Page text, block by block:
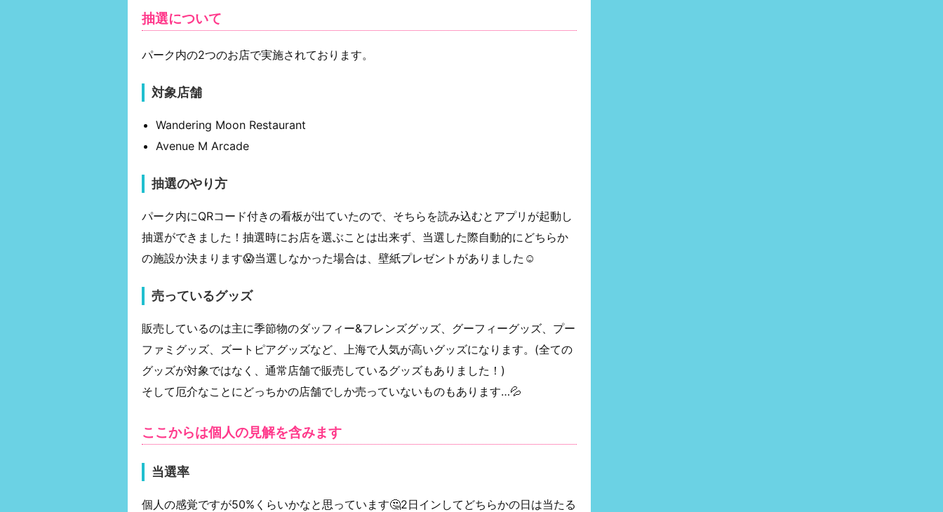
抽選について
パーク内の2つのお店で実施されております。
対象店舗
Wandering Moon Restaurant
Avenue M Arcade
抽選のやり方
パーク内にQRコード付きの看板が出ていたので、そちらを読み込むとアプリが起動し
抽選ができました！抽選時にお店を選ぶことは出来ず、当選した際自動的にどちらか
の施設か決まります😱当選しなかった場合は、壁紙プレゼントがありました☺️
売っているグッズ
販売しているのは主に季節物のダッフィー&フレンズグッズ、グーフィーグッズ、プー
ファミグッズ、ズートピアグッズなど、上海で人気が高いグッズになります。(全ての
グッズが対象ではなく、通常店舗で販売しているグッズもありました！)
そして厄介なことにどっちかの店舗でしか売っていないものもあります…💦
ここからは個人の見解を含みます
当選率
個人の感覚ですが50%くらいかなと思っています🤔2日インしてどちらかの日は当たる